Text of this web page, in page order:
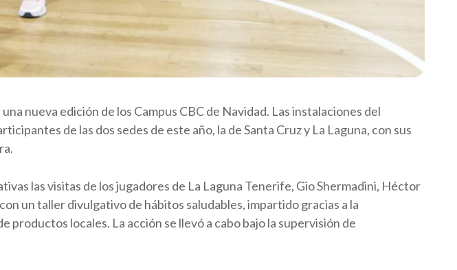
nueva edición de los Campus CBC de Navidad. Las instalaciones del
de las dos sedes de este año, la de Santa Cruz y La Laguna, con sus
las visitas de los jugadores de La Laguna Tenerife, Gio Shermadini, Héctor
un taller divulgativo de hábitos saludables, impartido gracias a la
locales. La acción se llevó a cabo bajo la supervisión de